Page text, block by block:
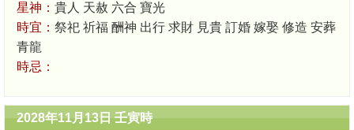
星神： 貴人 天赦 六合 寶光
時宜： 祭祀 祈福 酬神 出行 求財 見貴 訂婚 嫁娶 修造 安葬
青龍
時忌：
2028年11月13日 壬寅時